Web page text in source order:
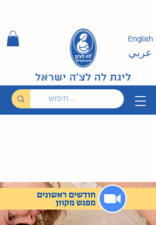
ליגת לה לצ'ה ישראל
English
عربي